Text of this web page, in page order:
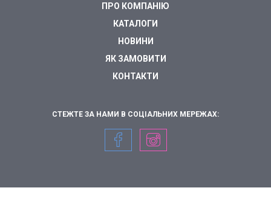
ПРО КОМПАНІЮ
КАТАЛОГИ
НОВИНИ
ЯК ЗАМОВИТИ
КОНТАКТИ
СТЕЖТЕ ЗА НАМИ В СОЦІАЛЬНИХ МЕРЕЖАХ: